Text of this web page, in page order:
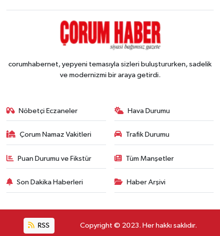
corumhabernet, yepyeni temasıyla sizleri buluştururken, sadelik
ve modernizmi bir araya getirdi.
Nöbetçi Eczaneler Hava Durumu
Çorum Namaz Vakitleri Trafik Durumu
Puan Durumu ve Fikstür Tüm Manşetler
Son Dakika Haberleri Haber Arşivi
RSS Copyright © 2023. Her hakkı saklıdır.